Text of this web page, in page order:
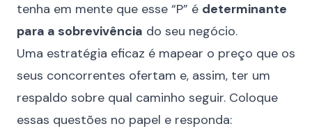
tenha em mente que esse “P” é determinante
para a sobrevivência do seu negócio.
Uma estratégia eficaz é mapear o preço que os
seus concorrentes ofertam e, assim, ter um
respaldo sobre qual caminho seguir. Coloque
essas questões no papel e responda: